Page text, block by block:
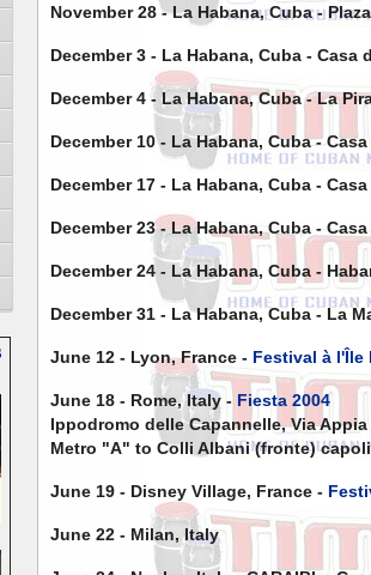
November 28 - La Habana, Cuba -
December 3 - La Habana, Cuba - Casa
December 4 - La Habana, Cuba - La
December 10 - La Habana, Cuba -
December 17 - La Habana, Cuba -
December 23 - La Habana, Cuba -
December 24 - La Habana, Cuba -
December 31 - La Habana, Cuba - La
June 12 - Lyon, France - Festival à l'Île
June 18 - Rome, Italy - Fiesta 2004
Ippodromo delle Capannelle, Via Appia
Metro "A" to Colli Albani (fronte)
June 19 - Disney Village, France -
June 22 - Milan, Italy